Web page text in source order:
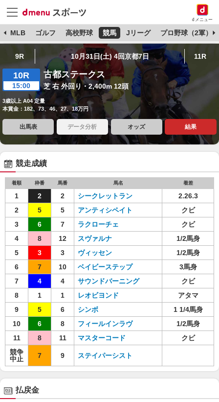
dメニュー
MLB ゴルフ 高校野球 競馬 Jリーグ プロ野球（2軍）
9R 10月31日(土) 4回京都7日 11R
10R
15:00
古都ステークス
芝 右 外回り・2,400m 12頭
3歳以上 A04 定量
本賞金：182、73、46、27、18万円
出馬表 データ分析 オッズ 結果
競走成績
着順 枠番 馬番 馬名 着差
1 2 2 シークレットラン
2.26.3
2
5 5 アンティシペイト
クビ
3
6 7 ラクローチェ
クビ
4
8 12 スヴァルナ
1/2馬身
5
3 3 ヴィッセン
1/2馬身
6
7 10 ベイビーステップ
3馬身
7
4 4 サウンドバーニング
クビ
8
1 1 レオビヨンド
アタマ
9
5 6 シンボ
1 1/4馬身
10
6 8 フィールインラヴ
1/2馬身
11
8 11 マスターコード
クビ
競争
中止
7 9 ステイパーシスト
払戻金